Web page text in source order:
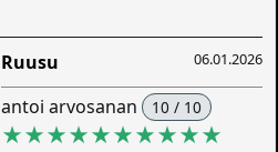
06.01.2026
Ruusu
antoi arvosanan 10 / 10
★★★★★★★★★★